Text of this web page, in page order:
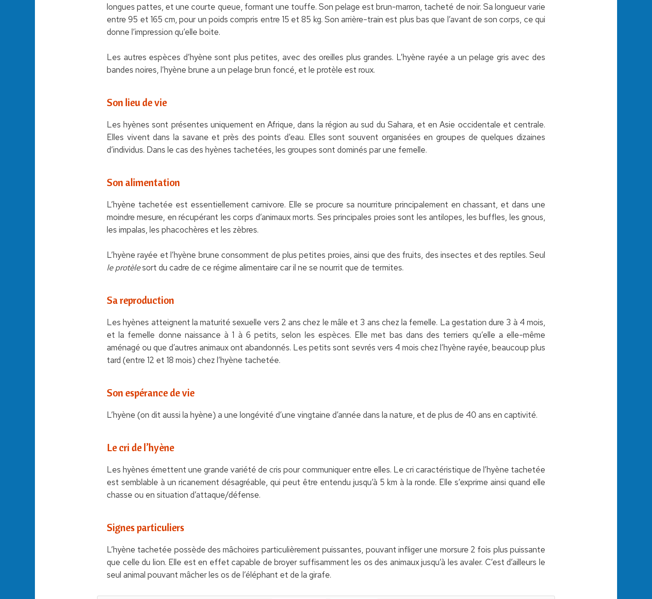
longues pattes, et une courte queue, formant une touffe. Son pelage est brun-marron, tacheté de noir. Sa longueur varie
entre 95 et 165 cm, pour un poids compris entre 15 et 85 kg. Son arrière-train est plus bas que l’avant de son corps, ce qui
donne l’impression qu’elle boite.
Les autres espèces d’hyène sont plus petites, avec des oreilles plus grandes. L’hyène rayée a un pelage gris avec des
bandes noires, l’hyène brune a un pelage brun foncé, et le protèle est roux.
Son lieu de vie
Les hyènes sont présentes uniquement en Afrique, dans la région au sud du Sahara, et en Asie occidentale et centrale.
Elles vivent dans la savane et près des points d’eau. Elles sont souvent organisées en groupes de quelques dizaines
d’individus. Dans le cas des hyènes tachetées, les groupes sont dominés par une femelle.
Son alimentation
L’hyène tachetée est essentiellement carnivore. Elle se procure sa nourriture principalement en chassant, et dans une
moindre mesure, en récupérant les corps d’animaux morts. Ses principales proies sont les antilopes, les buffles, les gnous,
les impalas, les phacochères et les zèbres.
L’hyène rayée et l’hyène brune consomment de plus petites proies, ainsi que des fruits, des insectes et des reptiles. Seul
le protèlesort du cadre de ce régime alimentaire car il ne se nourrit que de termites.
Sa reproduction
Les hyènes atteignent la maturité sexuelle vers 2 ans chez le mâle et 3 ans chez la femelle. La gestation dure 3 à 4 mois,
et la femelle donne naissance à 1 à 6 petits, selon les espèces. Elle met bas dans des terriers qu’elle a elle-même
aménagé ou que d’autres animaux ont abandonnés. Les petits sont sevrés vers 4 mois chez l’hyène rayée, beaucoup plus
tard (entre 12 et 18 mois) chez l’hyène tachetée.
Son espérance de vie
L’hyène (on dit aussi la hyène) a une longévité d’une vingtaine d’année dans la nature, et de plus de 40 ans en captivité.
Le cri de l’hyène
Les hyènes émettent une grande variété de cris pour communiquer entre elles. Le cri caractéristique de l’hyène tachetée
est semblable à un ricanement désagréable, qui peut être entendu jusqu’à 5 km à la ronde. Elle s’exprime ainsi quand elle
chasse ou en situation d’attaque/défense.
Signes particuliers
L’hyène tachetée possède des mâchoires particulièrement puissantes, pouvant infliger une morsure 2 fois plus puissante
que celle du lion. Elle est en effet capable de broyer suffisamment les os des animaux jusqu’à les avaler. C’est d’ailleurs le
seul animal pouvant mâcher les os de l’éléphant et de la girafe.